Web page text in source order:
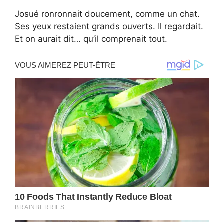
Josué ronronnait doucement, comme un chat.
Ses yeux restaient grands ouverts. Il regardait.
Et on aurait dit… qu’il comprenait tout.